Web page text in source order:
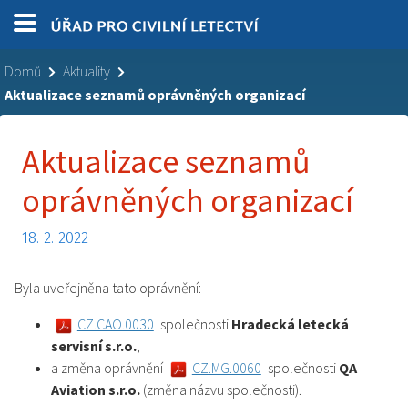
Domů
Aktuality
Aktualizace seznamů oprávněných organizací
Aktualizace seznamů
oprávněných organizací
18. 2. 2022
Byla uveřejněna tato oprávnění:
CZ.CAO.0030 společnosti Hradecká letecká
servisní s.r.o.,
a změna oprávnění
CZ.MG.0060 společnosti QA
Aviation s.r.o. (změna názvu společnosti).